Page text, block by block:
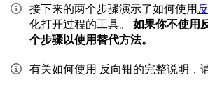
接下来的两个步骤演示了如何使用
化打开过程的工具。 如果你不使用
个步骤以使用替代方法。
有关如何使用 反向钳的完整说明，